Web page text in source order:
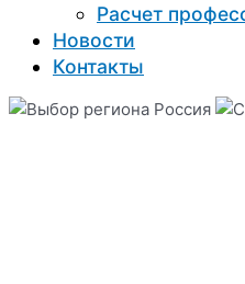
Расчет
Новости
Контакты
Россия